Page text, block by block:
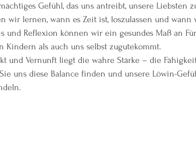
Gefühl, das uns antreibt, unsere Liebsten
wir lernen, wann es Zeit ist, loszulassen und
und Reflexion können wir ein gesundes Maß an
Kindern als auch uns selbst zugutekommt.
und Vernunft liegt die wahre Stärke – die
uns diese Balance finden und unsere Löwin-